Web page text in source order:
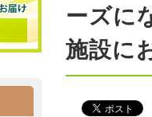
ーズに
施設に